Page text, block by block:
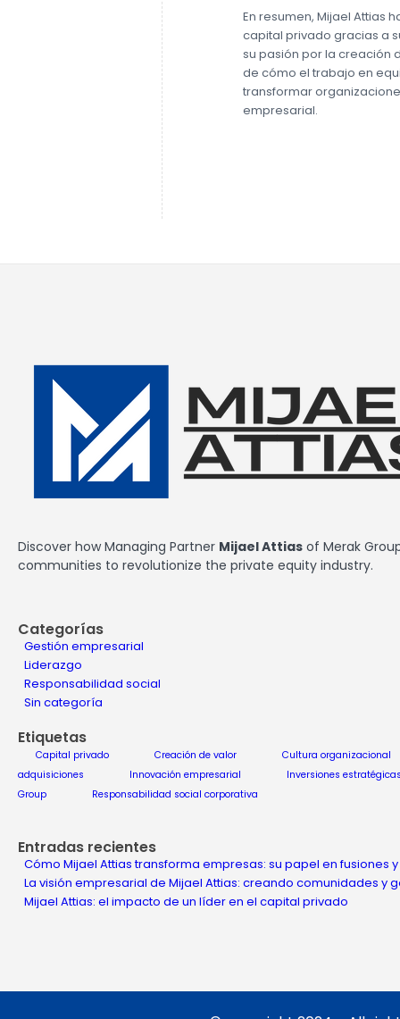
En resumen, Mijael Attias
capital privado gracias a
su pasión por la creación
de cómo el trabajo en
transformar
empresarial.
Discover how Managing Partner Mijael Attias of Merak
communities to revolutionize the private equity industry.
Categorías
Gestión empresarial
Liderazgo
Responsabilidad social
Sin categoría
Etiquetas
Capital privado Creación de valor
Cultura organizacional
adquisiciones
Innovación empresarial
Inversiones
Group
Responsabilidad social corporativa
Entradas recientes
Cómo Mijael Attias transforma empresas: su papel en fusiones
La visión empresarial de Mijael Attias: creando comunidades y
Mijael Attias: el impacto de un líder en el capital privado